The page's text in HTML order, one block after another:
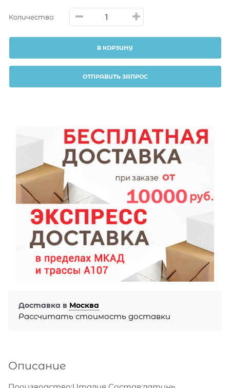
Количество:
В КОРЗИНУ
ОТПРАВИТЬ ЗАПРОС
Доставка в Москва
Рассчитать стоимость доставки
Описание